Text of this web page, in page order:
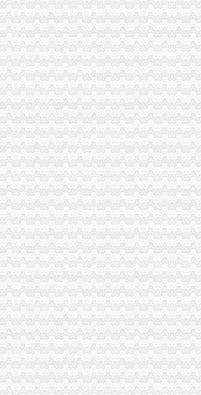
挥职能作用力促瓜农增收
措施大力推进节约型机关建设
注销开展好“一述二评三公示”活动
生”重庆税务注销执法百日攻坚行动
晴高温天气加三类食品监管
业执照注销积做好高温天气防暑降温工作
农民专业合作社助推农户万元增收
县评为2009年度考核先进集体
进学习型组织建设
通环节食品安全监管为届金佛山国际旅游文化节保
条措施积应对高温天气
工商系统分论坛“两翼”重庆税务注销子论坛在云局
三公示”重庆税务注销要注重把握五个环节
“一讲二评三公示”重庆代办公司活动见实效
举措应战高温酷暑天气
务注销有序推进微型企业登记工作
代办公司开展“三进三同”活动见成效
认定为重庆市重庆分公司注销著名商标
项措施积应对高温天气
“7.17”重庆税务注销洪救灾工作先进集体
公司注销场专项整取得实效
户已恢复营业
展微型企业
合同监管职能大力发展订单农业助推农户万元增收
“五道防线”重庆税务注销加全市大食品批发市场食
体经济领域就业再就业工作况